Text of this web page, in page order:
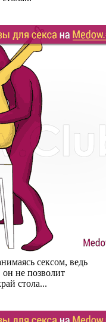
сексом, ведь
не позволит
стола...